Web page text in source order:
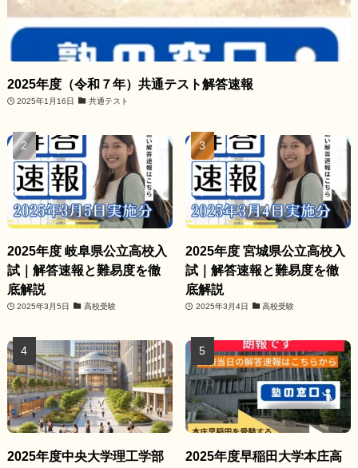
2025年度（令和７年）共通テスト解答速報
2025年1月16日 共通テスト
2025年度 岐阜県公立高校入
試｜解答速報と難易度を徹
底解説
2025年3月5日 高校受験
2025年度 宮城県公立高校入
試｜解答速報と難易度を徹
底解説
2025年3月4日 高校受験
2025年度中央大学理工学部
2025年度早稲田大学本庄高